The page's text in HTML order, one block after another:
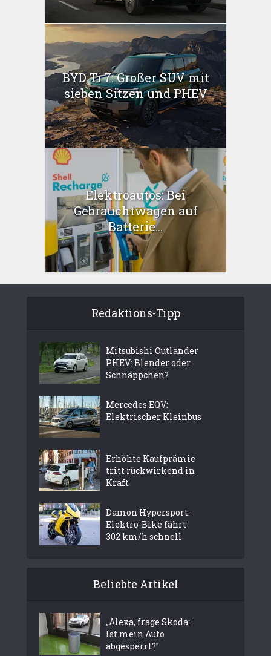
BYD Ti 7: Großer SUV mit
sieben Sitzen und PHEV
Elektroautos: Bei
Gebrauchtwagen auf
Batterie...
Redaktions-Tipp
Mitsubishi Outlander
PHEV: Blender oder
Schnäppchen?
Mercedes EQV:
Elektrischer Kleinbus
Erhöhte Kaufprämie
tritt rückwirkend in
Kraft
Damon Hypersport:
Elektro-Bike fährt
302 km/h schnell
Beliebte Artikel
„Alexa, frage Skoda:
Ist mein Auto
abgesperrt?”